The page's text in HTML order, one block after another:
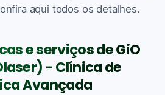
aqui todos os detalhes.
e serviços de GiO
- Clínica de
Avançada